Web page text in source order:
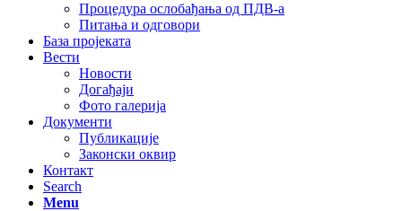
Процедура ослобађања од ПДВ-а
Питања и одговори
База пројеката
Вести
Новости
Догађаји
Фото галерија
Документи
Публикације
Законски оквир
Контакт
Search
Menu